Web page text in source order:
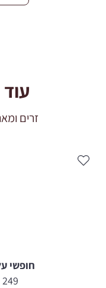
זרים
חופשי
249